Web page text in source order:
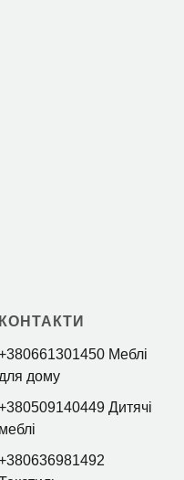
КОНТАКТИ
Меблі
для дому
Дитячі
меблі